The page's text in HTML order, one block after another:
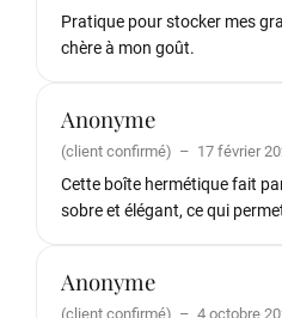
Pratique pour stocker mes
chère à mon goût.
Anonyme
(client confirmé) – 17 février
Cette boîte hermétique fait
sobre et élégant, ce qui
Anonyme
(client confirmé) – 4 octobre